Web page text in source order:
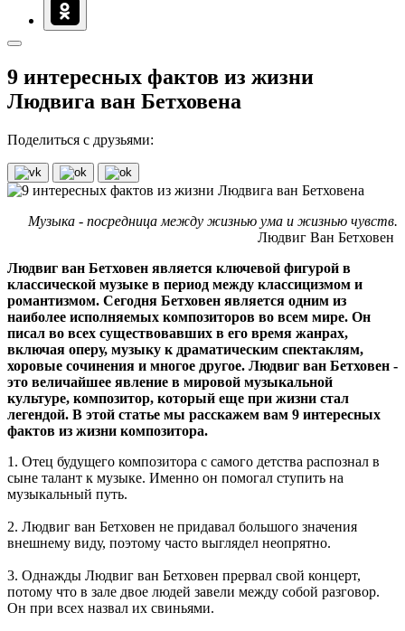
9 интересных фактов из жизни
Людвига ван Бетховена
Поделиться с друзьями:
Музыка - посредница между жизнью ума и жизнью чувств.
Людвиг Ван Бетховен
Людвиг ван Бетховен является ключевой фигурой в
классической музыке в период между классицизмом и
романтизмом. Сегодня Бетховен является одним из
наиболее исполняемых композиторов во всем мире. Он
писал во всех существовавших в его время жанрах,
включая оперу, музыку к драматическим спектаклям,
хоровые сочинения и многое другое. Людвиг ван Бетховен -
это величайшее явление в мировой музыкальной
культуре, композитор, который еще при жизни стал
легендой. В этой статье мы расскажем вам 9 интересных
фактов из жизни композитора.
1. Отец будущего композитора с самого детства распознал в
сыне талант к музыке. Именно он помогал ступить на
музыкальный путь.
2. Людвиг ван Бетховен не придавал большого значения
внешнему виду, поэтому часто выглядел неопрятно.
3. Однажды Людвиг ван Бетховен прервал свой концерт,
потому что в зале двое людей завели между собой разговор.
Он при всех назвал их свиньями.